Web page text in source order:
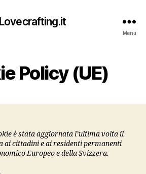
Lovecrafting.it
Menu
Policy (UE)
è stata aggiornata l’ultima volta il
ai cittadini e ai residenti permanenti
Europeo e della Svizzera.